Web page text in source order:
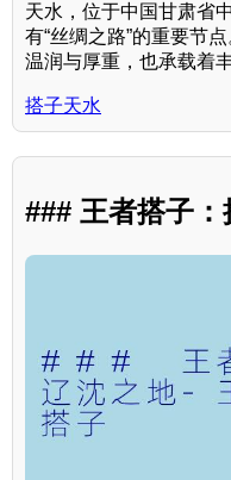
天水，位于中国甘肃省
有“丝绸之路”的重要节
温润与厚重，也承载着
搭子天水
### 王者搭子